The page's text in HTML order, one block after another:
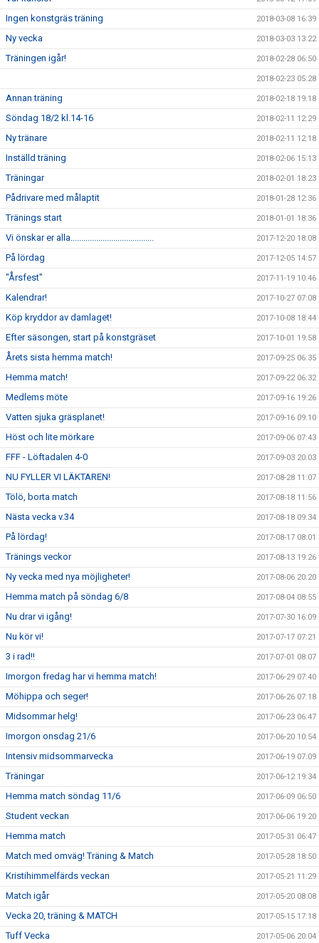
Ingen konstgräs träning 2018-03-08 16:39
Ny vecka 2018-03-03 13:22
Träningen igår! 2018-02-28 06:50
2018-02-23 05:28
Annan träning 2018-02-18 19:18
Söndag 18/2 kl.14-16 2018-02-11 12:29
Ny tränare 2018-02-11 12:18
Inställd träning 2018-02-06 15:13
Träningar 2018-02-01 18:23
Pådrivare med målaptit 2018-01-28 12:36
Tränings start 2018-01-01 18:36
Vi önskar er alla....................................... 2017-12-20 18:08
På lördag 2017-12-05 14:57
"Årsfest" 2017-11-19 10:46
Kalendrar! 2017-10-27 07:08
Köp kryddor av damlaget! 2017-10-08 18:44
Efter säsongen, start på konstgräset 2017-10-01 19:58
Årets sista hemma match! 2017-09-25 06:35
Hemma match! 2017-09-22 06:32
Medlems möte 2017-09-16 19:26
Vatten sjuka gräsplanet! 2017-09-16 09:10
Höst och lite mörkare 2017-09-06 07:43
FFF - Löftadalen 4-0 2017-09-03 20:03
NU FYLLER VI LÄKTAREN! 2017-08-28 11:07
Tölö, borta match 2017-08-18 11:56
Nästa vecka v.34 2017-08-18 09:34
På lördag! 2017-08-17 08:01
Tränings veckor 2017-08-13 19:26
Ny vecka med nya möjligheter! 2017-08-06 20:20
Hemma match på söndag 6/8 2017-08-04 08:55
Nu drar vi igång! 2017-07-30 16:09
Nu kör vi! 2017-07-17 07:21
3 i rad!! 2017-07-01 08:07
Imorgon fredag har vi hemma match! 2017-06-29 07:40
Möhippa och seger! 2017-06-26 07:18
Midsommar helg! 2017-06-23 06:47
Imorgon onsdag 21/6 2017-06-20 10:54
Intensiv midsommarvecka 2017-06-19 07:09
Träningar 2017-06-12 19:34
Hemma match söndag 11/6 2017-06-09 06:50
Student veckan 2017-06-06 19:20
Hemma match 2017-05-31 06:47
Match med omväg! Träning & Match 2017-05-28 18:50
Kristihimmelfärds veckan 2017-05-21 11:29
Match igår 2017-05-20 08:08
Vecka 20, träning & MATCH 2017-05-15 17:18
Tuff Vecka 2017-05-06 20:04